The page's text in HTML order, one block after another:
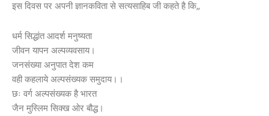
इस दिवस पर अपनी ज्ञानकविता से सत्यसाहिब जी कहते है कि,,
धर्म सिद्धांत आदर्श मनुष्यता
जीवन यापन अल्पव्यवसाय।
जनसंख्या अनुपात देश कम
वही कहलाये अल्पसंख्यक समुदाय।।
छः वर्ग अल्पसंख्यक है भारत
जैन मुस्लिम सिक्ख ओर बौद्ध।